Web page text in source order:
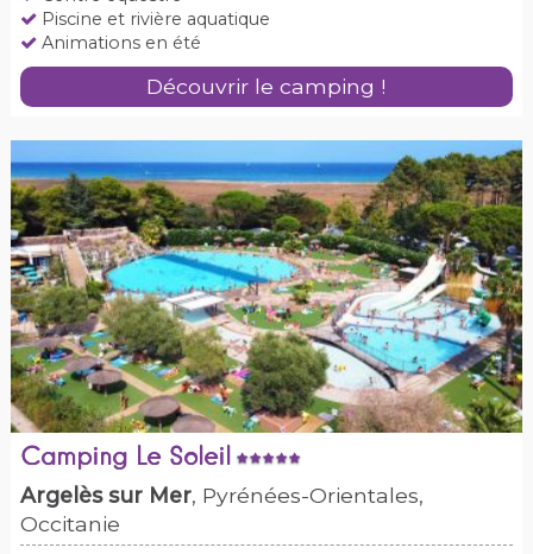
Piscine et rivière aquatique
Animations en été
Découvrir le camping !
Camping Le Soleil
Argelès sur Mer, Pyrénées-Orientales,
Occitanie